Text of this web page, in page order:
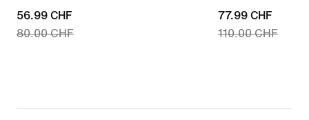
current
price
80.00 CHF
56.99 CHF
80.00 CHF
current
price
110.00 CHF
77.99 CHF
110.00 CHF